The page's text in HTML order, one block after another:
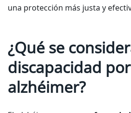
una protección más justa y
¿Qué se
discapacidad por
alzhéimer?